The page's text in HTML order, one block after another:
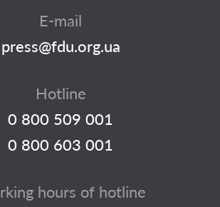
E-mail
press@fdu.org.ua
Hotline
0 800 509 001
0 800 603 001
hours of hotline